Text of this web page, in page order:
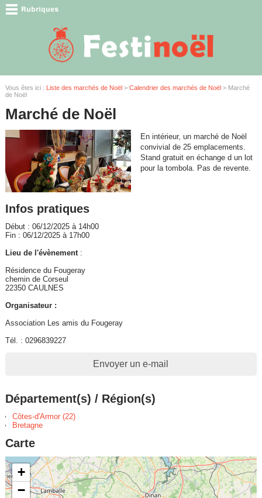
Vous êtes ici : Liste des marchés de Noël> Calendrier des marchés de Noël> Marché
de Noël
Marché de Noël
En intérieur, un marché de Noël
convivial de 25 emplacements.
Stand gratuit en échange d un lot
pour la tombola. Pas de revente.
Infos pratiques
Début : 06/12/2025 à 14h00
Fin : 06/12/2025 à 17h00
Lieu de l'évènement:
Résidence du Fougeray
chemin de Corseul
22350 CAULNES
Organisateur :
Association Les amis du Fougeray
Tél. : 0296839227
Envoyer un e-mail
Département(s) / Région(s)
Côtes-d'Armor (22)
Bretagne
Carte
+
−